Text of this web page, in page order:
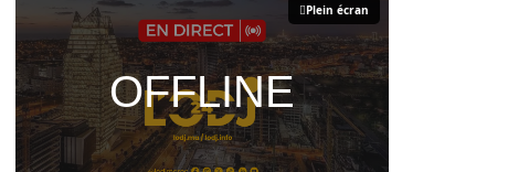
Plein écran